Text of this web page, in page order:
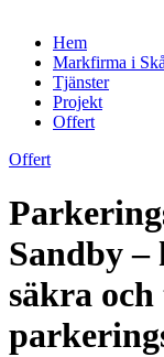
Hem
Markfirma i
Tjänster
Projekt
Offert
Offert
Sandby
säkra